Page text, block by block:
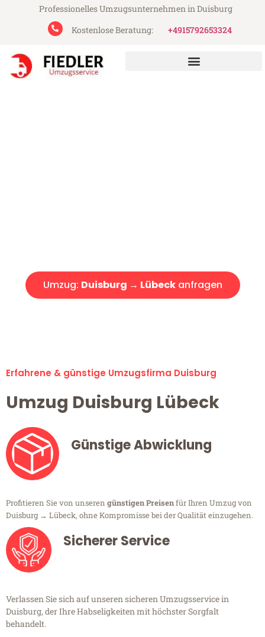
Professionelles Umzugsunternehmen in Duisburg
Kostenlose Beratung:
+4915792653324
Umzug: Duisburg → Lübeckanfragen
Erfahrene & günstige Umzugsfirma Duisburg
Umzug Duisburg Lübeck
Günstige Abwicklung
Profitieren Sie von unseren günstigen Preisenfür Ihren Umzug von
Duisburg → Lübeck, ohne Kompromisse bei der Qualität einzugehen.
Sicherer Service
Verlassen Sie sich auf unseren sicheren Umzugsservice in
Duisburg, der Ihre Habseligkeiten mit höchster Sorgfalt
behandelt.